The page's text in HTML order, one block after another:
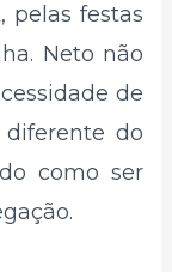
pelas festas
Neto não
de
do
como ser